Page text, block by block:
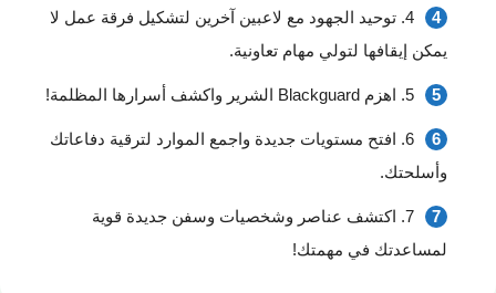
4. توحيد الجهود مع لاعبين آخرين لتشكيل فرقة عمل لا
يمكن إيقافها لتولي مهام تعاونية.
5. اهزم Blackguard الشرير واكشف أسرارها المظلمة!
6. افتح مستويات جديدة واجمع الموارد لترقية دفاعاتك
وأسلحتك.
7. اكتشف عناصر وشخصيات وسفن جديدة قوية
لمساعدتك في مهمتك!